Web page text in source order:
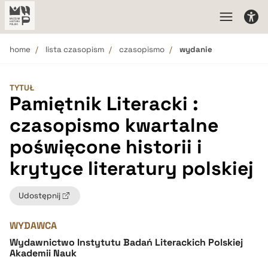
home lista czasopism czasopismo wydanie
TYTUŁ
Pamiętnik Literacki :
czasopismo kwartalne
poświęcone historii i
krytyce literatury polskiej
Udostępnij
WYDAWCA
Wydawnictwo Instytutu Badań Literackich Polskiej
Akademii Nauk